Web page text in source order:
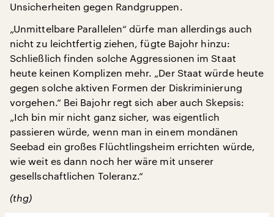
Unsicherheiten gegen Randgruppen.
„Unmittelbare Parallelen“ dürfe man allerdings auch
nicht zu leichtfertig ziehen, fügte Bajohr hinzu:
Schließlich finden solche Aggressionen im Staat
heute keinen Komplizen mehr. „Der Staat würde heute
gegen solche aktiven Formen der Diskriminierung
vorgehen.“ Bei Bajohr regt sich aber auch Skepsis:
„Ich bin mir nicht ganz sicher, was eigentlich
passieren würde, wenn man in einem mondänen
Seebad ein großes Flüchtlingsheim errichten würde,
wie weit es dann noch her wäre mit unserer
gesellschaftlichen Toleranz.“
(thg)